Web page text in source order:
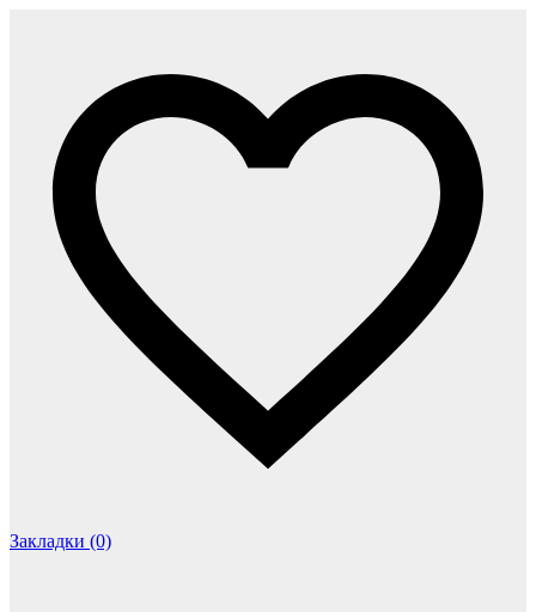
Закладки (0)